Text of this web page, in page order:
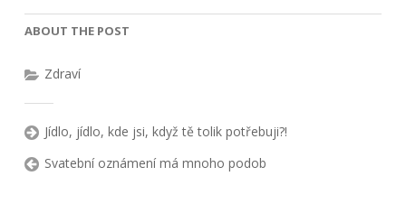
ABOUT THE POST
Zdraví
Jídlo, jídlo, kde jsi, když tě tolik potřebuji?!
Svatební oznámení má mnoho podob